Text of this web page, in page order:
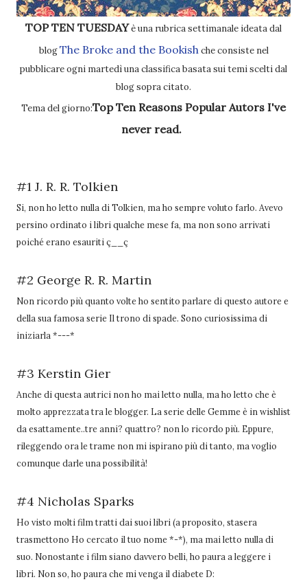
TOP TEN TUESDAYè una rubrica settimanale ideata dal
blogThe Broke and the Bookishche consiste nel
pubblicare ogni martedì una classifica basata sui temi scelti dal
blog sopra citato.
Tema del giorno:Top Ten Reasons Popular Autors I've
never read.
#1 J. R. R. Tolkien
Si, non ho letto nulla di Tolkien, ma ho sempre voluto farlo. Avevo
persino ordinato i libri qualche mese fa, ma non sono arrivati
poiché erano esauriti ç__ç
#2 George R. R. Martin
Non ricordo più quanto volte ho sentito parlare di questo autore e
della sua famosa serie Il trono di spade. Sono curiosissima di
iniziarla *---*
#3 Kerstin Gier
Anche di questa autrici non ho mai letto nulla, ma ho letto che è
molto apprezzata tra le blogger. La serie delle Gemme è in wishlist
da esattamente..tre anni? quattro? non lo ricordo più. Eppure,
rileggendo ora le trame non mi ispirano più di tanto, ma voglio
comunque darle una possibilità!
#4 Nicholas Sparks
Ho visto molti film tratti dai suoi libri (a proposito, stasera
trasmettono Ho cercato il tuo nome *-*), ma mai letto nulla di
suo. Nonostante i film siano davvero belli, ho paura a leggere i
libri. Non so, ho paura che mi venga il diabete D: